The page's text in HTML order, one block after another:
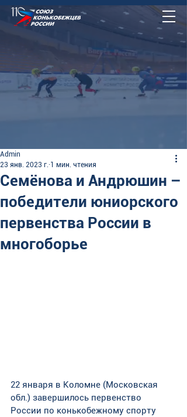
Семёнова и Андрюшин –
победители юниорского
первенства России в
многоборье
Admin
23 янв. 2023 г. 1 мин. чтения
22 января в Коломне (Московская
обл.) завершилось первенство
России по конькобежному спорту